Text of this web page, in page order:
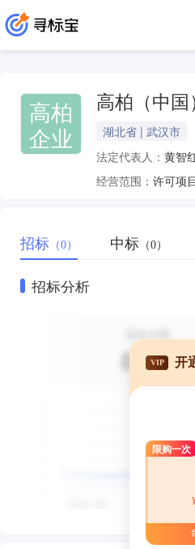
高柏
企业
高柏（中
湖北省 | 武汉市
法定代表人： 黄智
经营范围：
招标 （0） 中标 （0）
招标分析
VIP 开
限购一次